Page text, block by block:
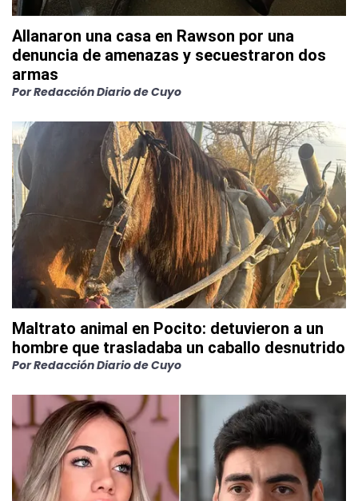
Allanaron una casa en Rawson por una
denuncia de amenazas y secuestraron dos
armas
PorRedacción Diario de Cuyo
Maltrato animal en Pocito: detuvieron a un
hombre que trasladaba un caballo desnutrido
PorRedacción Diario de Cuyo